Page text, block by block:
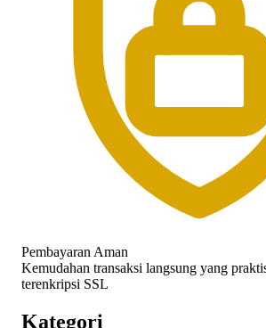
Pembayaran Aman
Kemudahan transaksi langsung yang
terenkripsi SSL
Kategori